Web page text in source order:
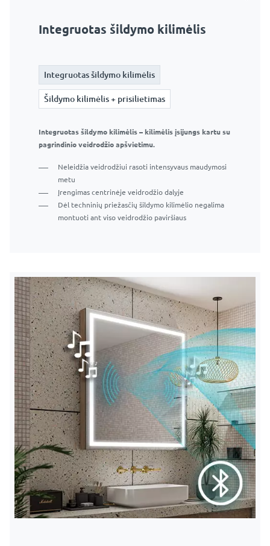
Integruotas šildymo kilimėlis
Integruotas šildymo kilimėlis
Šildymo kilimėlis + prisilietimas
Integruotas šildymo kilimėlis – kilimėlis įsijungs kartu su
pagrindinio veidrodžio apšvietimu.
Neleidžia veidrodžiui rasoti intensyvaus maudymosi
metu
Įrengimas centrinėje veidrodžio dalyje
Dėl techninių priežasčių šildymo kilimėlio negalima
montuoti ant viso veidrodžio paviršiaus
Šildymo kilimėlis + prisilietimas
Integruotas šildymo kilimėlis
Šildymo kilimėlis + prisilietimas
Šildymo kilimėlis su jutikliniu jungikliu – kilimėlis
įsijungs, kai paliesite papildomą jungiklį.
Neleidžia veidrodžiui rasoti intensyvaus maudymosi
metu
Įrengimas centrinėje veidrodžio dalyje
Dėl techninių priežasčių šildymo kilimėlio negalima
montuoti ant viso veidrodžio paviršiaus